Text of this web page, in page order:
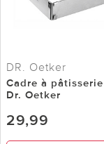
DR. Oetker
Cadre à
Dr. Oetker
29,99